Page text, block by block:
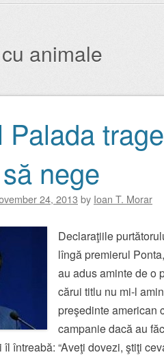
animale
Palada
nege
24, 2013 by Ioan T. Morar
Declaraţiile
lîngă premierul
au adus aminte de o
cărui titlu nu mi-l
preşedinte american
campanie dacă au
întreabă: “Aveţi dovezi, ştiţi